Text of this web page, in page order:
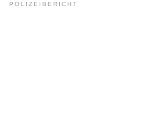
POLIZEIBERICHT